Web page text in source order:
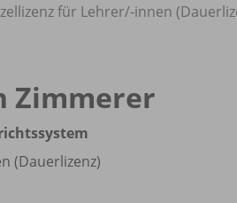
für Lehrer/-innen
Zimmerer
(Dauerlizenz)